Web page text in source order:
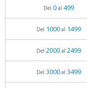
Del 0al 499
Del 1000al 1499
Del 2000al 2499
Del 3000al 3499